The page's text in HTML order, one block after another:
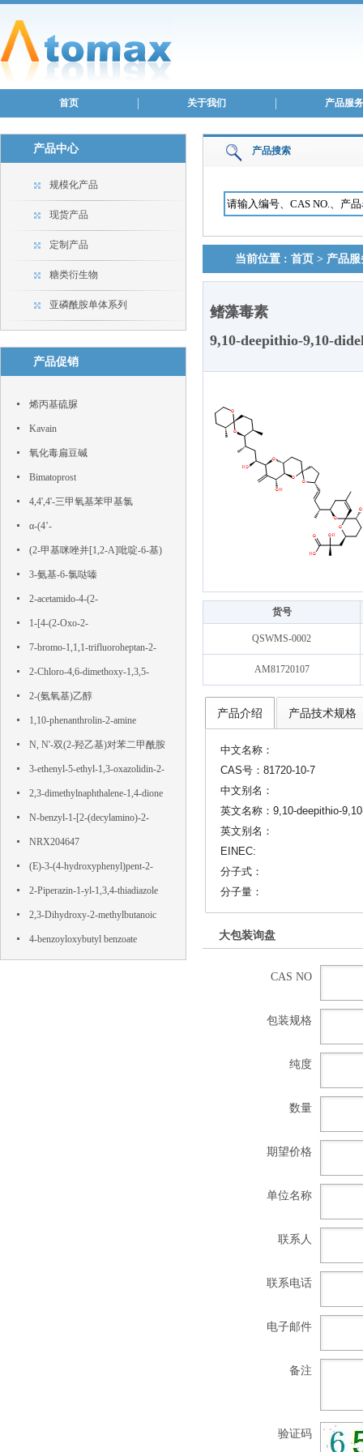
首页 关于我们 产品服务
产品中心
规模化产品
现货产品
定制产品
糖类衍生物
亚磷酰胺单体系列
产品促销
烯丙基硫脲
Kavain
氧化毒扁豆碱
Bimatoprost
4,4',4'-三甲氧基苯甲基氯
α-(4’-
Hydroxyphenyl)phloroacetophenone
(2-甲基咪唑并[1,2-A]吡啶-6-基)
硼酸3-氨基-6-氯哒嗪
2-acetamido-4-(2-
hydroxyethylsulfonyl)benzoic acid
1-[4-(2-Oxo-2-
phenylacetyl)phenyl]-2-phenylethane-
1,2-dione
7-bromo-1,1,1-trifluoroheptan-2-
one2-Chloro-4,6-dimethoxy-1,3,5-
triazine2-(氨氧基)乙醇
1,10-phenanthrolin-2-amine
N, N'-双(2-羟乙基)对苯二甲酰胺
3-ethenyl-5-ethyl-1,3-oxazolidin-2-
one2,3-dimethylnaphthalene-1,4-dione
N-benzyl-1-[2-(decylamino)-2-
oxoethyl]pyridin-1-ium-3-
carboxamide,chloride
NRX204647
(E)-3-(4-hydroxyphenyl)pent-2-
enedioic acid
2-Piperazin-1-yl-1,3,4-thiadiazole
2,3-Dihydroxy-2-methylbutanoic
acid4-benzoyloxybutyl benzoate
产品搜索
当前位置 : 首页 > 产品服
鳍藻毒素
9,10-deepithio-9,10-
货号
QSWMS-0002
AM81720107
产品介绍 产品技术规格
中文名称：
CAS号：81720-10-7
中文别名：
英文名称：9,10-deepithio-
英文别名：
EINEC:
分子式：
分子量：
大包装询盘
CAS NO
包装规格
纯度
数量
期望价格
单位名称
联系人
联系电话
电子邮件
备注
验证码